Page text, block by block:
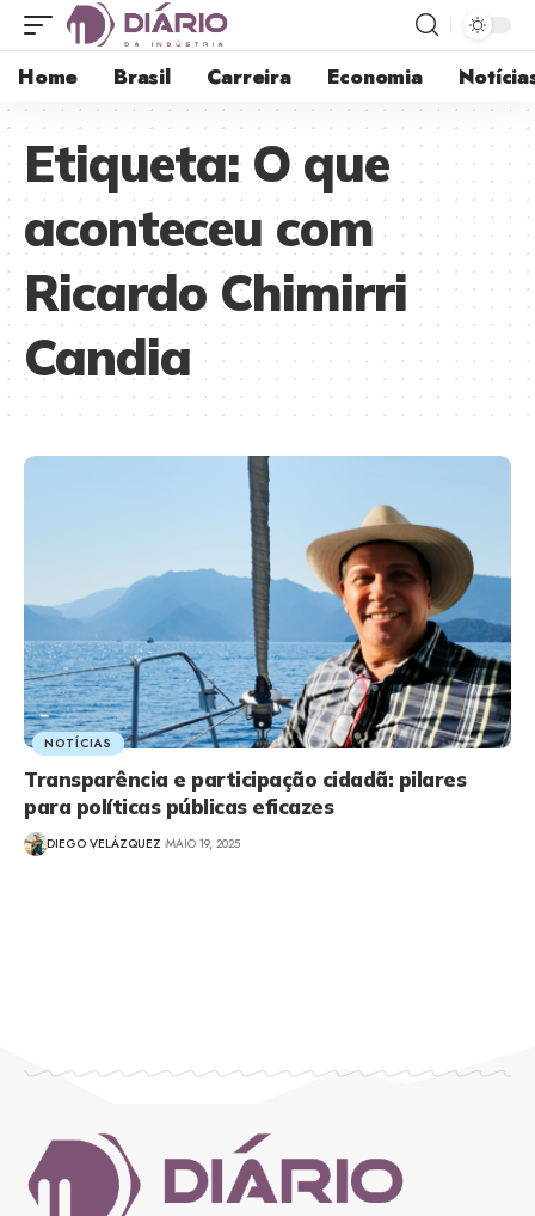
Home Brasil Carreira Economia
Etiqueta:O que
aconteceu com
Ricardo Chimirri
Candia
NOTÍCIAS
Transparência e participação cidadã: pilares
para políticas públicas eficazes
DIEGO VELÁZQUEZ MAIO 19, 2025